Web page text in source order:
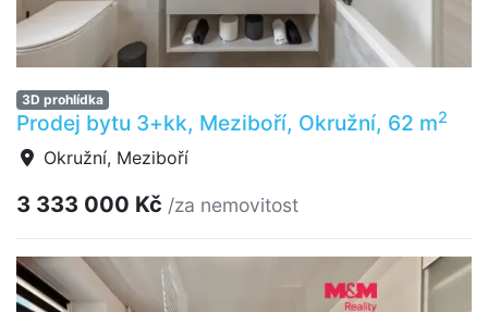
3D prohlídka
Prodej bytu 3+kk, Meziboří, Okružní, 62 m2
Okružní, Meziboří
3 333 000 Kč /za nemovitost